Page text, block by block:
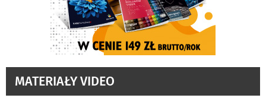
MATERIAŁY VIDEO